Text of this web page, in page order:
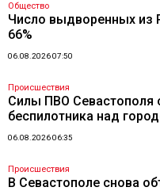
Общество
Число выдворенных из
66%
06.08.2026 07:50
Происшествия
Силы ПВО Севастополя
беспилотника над
06.08.2026 06:35
Происшествия
В Севастополе снова